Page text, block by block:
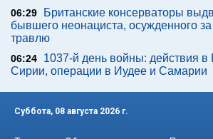
06:29
Британские консерваторы
бывшего неонациста, осужденного
травлю
06:24
1037-й день войны: действия в
Сирии, операции в Иудее и Самарии
Суббота, 08 августа 2026 г.